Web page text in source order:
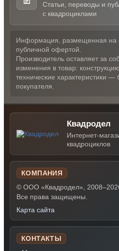
Статьи, переводы и
с квадроциклами
Информация, размещенная на
публичной офертой.
Производитель оставляет за
изменения в товар:
технические характеристики
покупателя.
Квадродел
Интернет-
квадроциклов
КОМПАНИЯ
© ООО «Квадродел»,
Все права защищены.
Карта сайта
КОНТАКТЫ